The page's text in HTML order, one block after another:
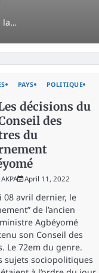
la…
PAYS
POLITIQUE
décisions du
des
du
April 11, 2022
08 avril dernier, le
de l’ancien
Agbéyomé
son Conseil des
Le 72em du genre.
sujets sociopolitiques